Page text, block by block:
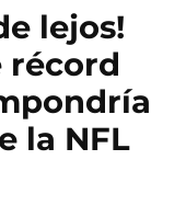
lejos!
récord
la NFL